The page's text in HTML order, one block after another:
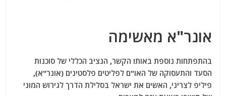
אונר"א מאשימה
בהתפתחות נוספת באותו הקשר, הנציב הכללי של סוכנות
הסעד והתעסוקה של האו"ם לפליטים פלסטינים (אונר"א),
פיליפ לצריני, האשים את ישראל בסלילת הדרך לגירוש המוני